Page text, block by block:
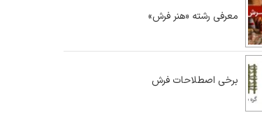
معرفی رشته «هنر فرش»
برخی اصطلاحات فرش